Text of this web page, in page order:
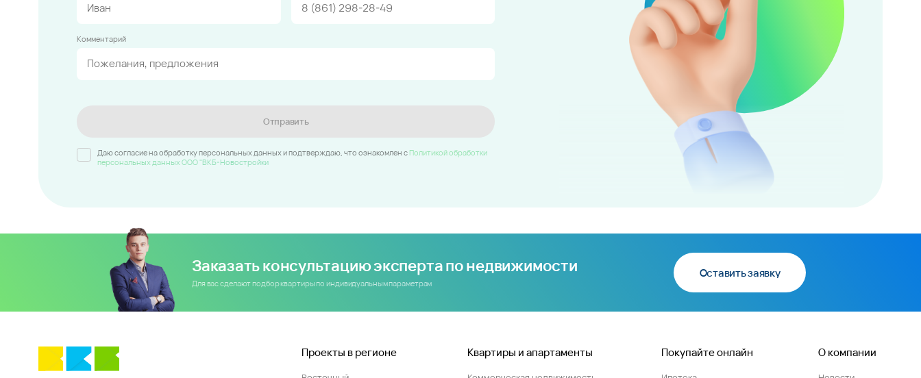
Комментарий
Отправить
Даю согласие на обработку персональных данных и подтверждаю, что ознакомлен c Политикой обработки
персональных данных ООО "ВКБ-Новостройки
Заказать консультацию эксперта по недвижимости
Для вас сделают подбор квартиры по индивидуальным параметрам
Оставить заявку
Проекты в регионе Квартиры и апартаменты Покупайте онлайн О компании